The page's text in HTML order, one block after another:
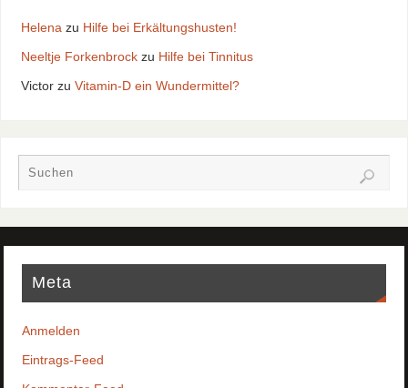
Helenazu Hilfe bei Erkältungshusten!
Neeltje Forkenbrockzu Hilfe bei Tinnitus
Victorzu Vitamin-D ein Wundermittel?
Meta
Anmelden
Eintrags-Feed